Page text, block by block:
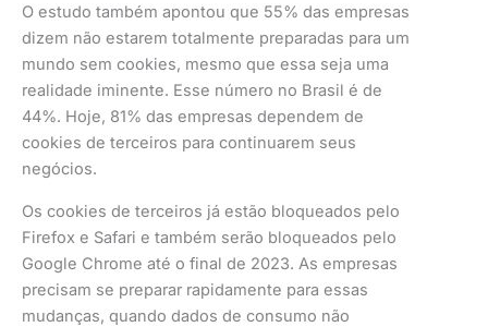
O estudo também apontou que 55% das empresas
dizem não estarem totalmente preparadas para um
mundo sem cookies, mesmo que essa seja uma
realidade iminente. Esse número no Brasil é de
44%. Hoje, 81% das empresas dependem de
cookies de terceiros para continuarem seus
negócios.
Os cookies de terceiros já estão bloqueados pelo
Firefox e Safari e também serão bloqueados pelo
Google Chrome até o final de 2023. As empresas
precisam se preparar rapidamente para essas
mudanças, quando dados de consumo não